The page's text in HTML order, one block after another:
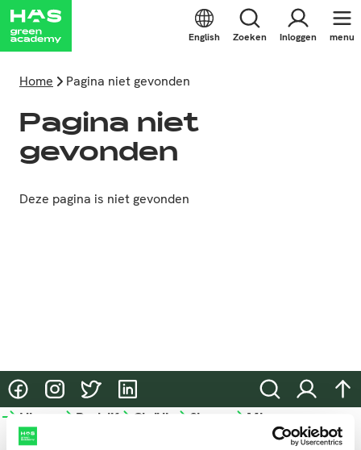
English Zoeken Inloggen menu
Home Pagina niet gevonden
Pagina niet
gevonden
Deze pagina is niet gevonden
@HASgreenacademy
@HASgreenacademy
@greenacademyHAS
@HASgreenacademy ZoekenInloggen
Hbo-
opleidingen
Bedrijfsopleidingen
OnderzoekSamenwerken
Meer
HAS